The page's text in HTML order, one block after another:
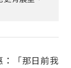
：「那日前我